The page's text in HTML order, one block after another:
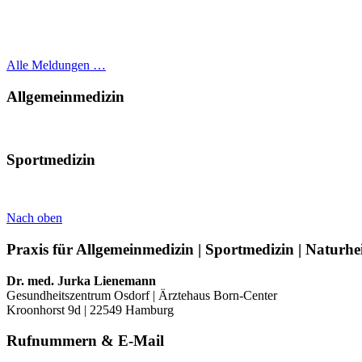
Alle Meldungen …
Allgemeinmedizin
Sportmedizin
Nach oben
Praxis für Allgemeinmedizin | Sportmedizin |
Dr. med. Jurka Lienemann
Gesundheitszentrum Osdorf | Ärztehaus Born-Center
Kroonhorst 9d | 22549 Hamburg
Rufnummern & E-Mail